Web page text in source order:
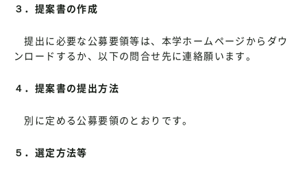
３．提案書の作成
提出に必要な公募要領等は、本学ホームページからダウ
ンロードするか、以下の問合せ先に連絡願います。
４．提案書の提出方法
別に定める公募要領のとおりです。
５．選定方法等